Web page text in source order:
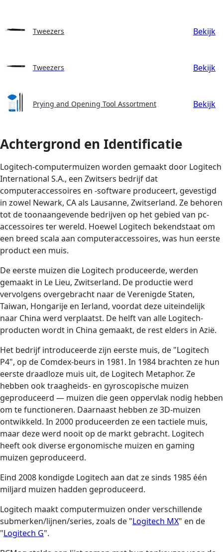
Tweezers Bekijk
Tweezers Bekijk
Prying and Opening Tool Assortment Bekijk
Achtergrond en Identificatie
Logitech-computermuizen worden gemaakt door Logitech
International S.A., een Zwitsers bedrijf dat
computeraccessoires en -software produceert, gevestigd
in zowel Newark, CA als Lausanne, Zwitserland. Ze behoren
tot de toonaangevende bedrijven op het gebied van pc-
accessoires ter wereld. Hoewel Logitech bekendstaat om
een breed scala aan computeraccessoires, was hun eerste
product een muis.
De eerste muizen die Logitech produceerde, werden
gemaakt in Le Lieu, Zwitserland. De productie werd
vervolgens overgebracht naar de Verenigde Staten,
Taiwan, Hongarije en Ierland, voordat deze uiteindelijk
naar China werd verplaatst. De helft van alle Logitech-
producten wordt in China gemaakt, de rest elders in Azië.
Het bedrijf introduceerde zijn eerste muis, de "Logitech
P4", op de Comdex-beurs in 1981. In 1984 brachten ze hun
eerste draadloze muis uit, de Logitech Metaphor. Ze
hebben ook traagheids- en gyroscopische muizen
geproduceerd — muizen die geen oppervlak nodig hebben
om te functioneren. Daarnaast hebben ze 3D-muizen
ontwikkeld. In 2000 produceerden ze een tactiele muis,
maar deze werd nooit op de markt gebracht. Logitech
heeft ook diverse ergonomische muizen en gaming
muizen geproduceerd.
Eind 2008 kondigde Logitech aan dat ze sinds 1985 één
miljard muizen hadden geproduceerd.
Logitech maakt computermuizen onder verschillende
submerken/lijnen/series, zoals de "Logitech MX" en de
"Logitech G".